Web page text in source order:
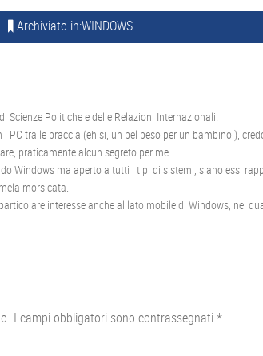
Archiviato in:WINDOWS
Scienze Politiche e delle Relazioni Internazionali.
PC tra le braccia (eh si, un bel peso per un bambino!),
praticamente alcun segreto per me.
Windows ma aperto a tutti i tipi di sistemi, siano essi
morsicata.
interesse anche al lato mobile di Windows, nel
I campi obbligatori sono contrassegnati *